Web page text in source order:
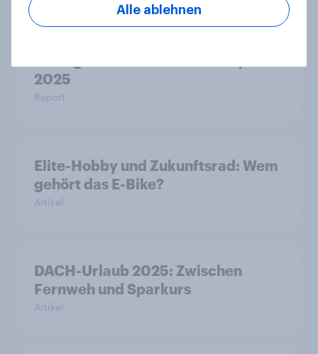
2025
Report
Elite-Hobby und Zukunftsrad: Wem
gehört das E-Bike?
Artikel
DACH-Urlaub 2025: Zwischen
Fernweh und Sparkurs
Artikel
Alle ablehnen